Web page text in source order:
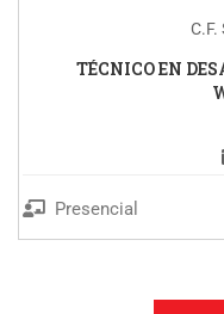
C.F.
TÉCNICO EN
Presencial